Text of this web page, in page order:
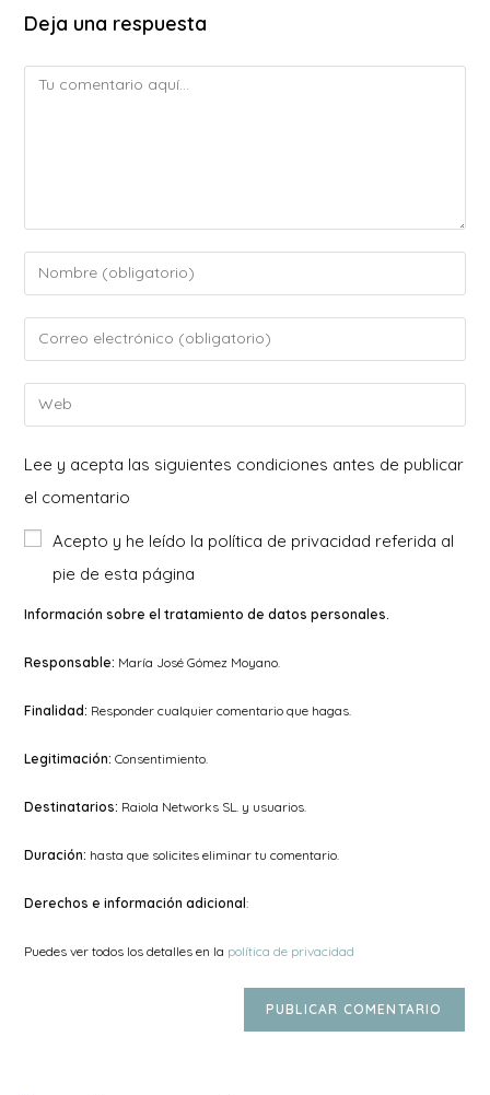
Deja una respuesta
Comentario
Introduce
tu
o
nombre
para
Introduce
tu
de
correo
comentar
Introduce
la
URL
de
web
(opcional)
Lee y acepta las siguientes condiciones antes de publicar
el comentario
Acepto y he leído la política de privacidad referida al
pie de esta página
Información sobre el tratamiento de datos personales.
Responsable: María José Gómez Moyano.
Finalidad: Responder cualquier comentario que hagas.
Legitimación: Consentimiento.
Destinatarios: Raiola Networks SL. y usuarios.
Duración: hasta que solicites eliminar tu comentario.
Derechos e información adicional:
Puedes ver todos los detalles en la política de privacidad